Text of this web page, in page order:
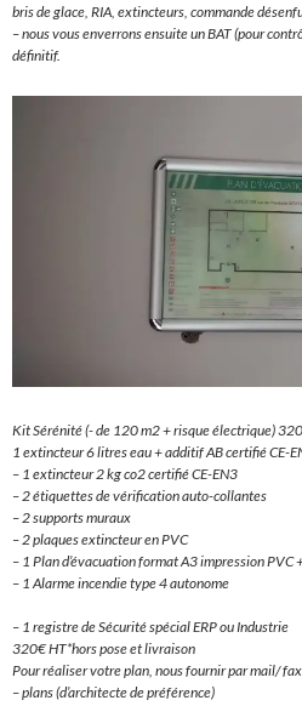
bris de glace, RIA, extincteurs, commande
– nous vous enverrons ensuite un BAT (pour
définitif.
Kit Sérénité (- de 120 m2 + risque électrique)
1 extincteur 6 litres eau + additif AB certifié CE-
– 1 extincteur 2 kg co2 certifié CE-EN3
– 2 étiquettes de vérification auto-collantes
– 2 supports muraux
– 2 plaques extincteur en PVC
– 1 Plan d’évacuation format A3 impression PVC
– 1 Alarme incendie type 4 autonome
– 1 registre de Sécurité spécial ERP ou Industrie
320€ HT*hors pose et livraison
Pour réaliser votre plan, nous fournir par mail/
– plans (d’architecte de préférence)